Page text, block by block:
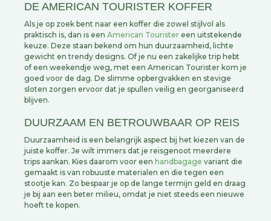
DE AMERICAN TOURISTER KOFFER
Als je op zoek bent naar een koffer die zowel stijlvol als
praktisch is, dan is een American Tourister een uitstekende
keuze. Deze staan bekend om hun duurzaamheid, lichte
gewicht en trendy designs. Of je nu een zakelijke trip hebt
of een weekendje weg, met een American Tourister kom je
goed voor de dag. De slimme opbergvakken en stevige
sloten zorgen ervoor dat je spullen veilig en georganiseerd
blijven.
DUURZAAM EN BETROUWBAAR OP REIS
Duurzaamheid is een belangrijk aspect bij het kiezen van de
juiste koffer. Je wilt immers dat je reisgenoot meerdere
trips aankan. Kies daarom voor een handbagage variant die
gemaakt is van robuuste materialen en die tegen een
stootje kan. Zo bespaar je op de lange termijn geld en draag
je bij aan een beter milieu, omdat je niet steeds een nieuwe
hoeft te kopen.